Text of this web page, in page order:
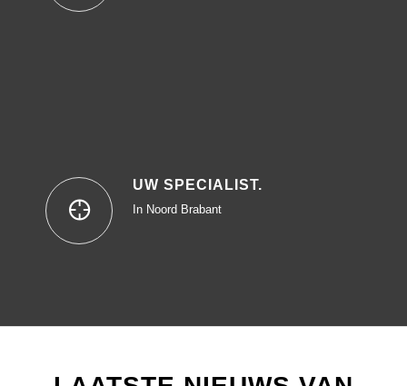
UW SPECIALIST.
In Noord Brabant